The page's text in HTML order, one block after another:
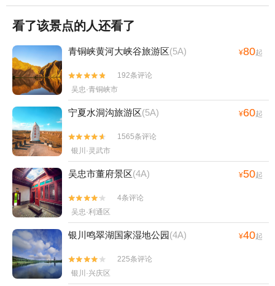
看了该景点的人还看了
青铜峡黄河大峡谷旅游区(5A) ¥80起


192条评论
吴忠·青铜峡市
宁夏水洞沟旅游区(5A) ¥60起


1565条评论
银川·灵武市
吴忠市董府景区(4A) ¥50起


4条评论
吴忠·利通区
银川鸣翠湖国家湿地公园(4A) ¥40起


225条评论
银川·兴庆区